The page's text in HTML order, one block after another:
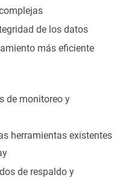
de los datos
más eficiente
de monitoreo y
herramientas existentes
de respaldo y